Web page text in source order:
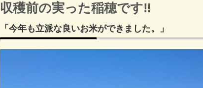
収穫前の実った稲穂です‼
「今年も立派な良いお米ができました。」